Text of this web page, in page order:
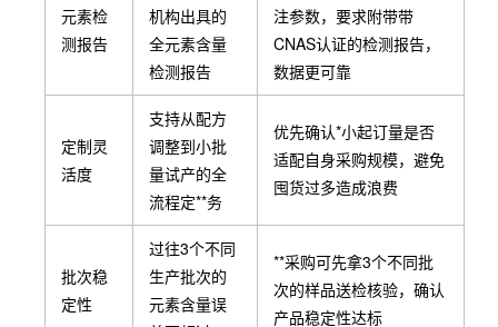
元素检
测报告
机构出具的
全元素含量
检测报告
注参数，要求附带带
CNAS认证的检测报告，
数据更可靠
定制灵
活度
支持从配方
调整到小批
量试产的全
流程定**务
优先确认*小起订量是否
适配自身采购规模，避免
囤货过多造成浪费
批次稳
定性
过往3个不同
生产批次的
元素含量误
**采购可先拿3个不同批
次的样品送检核验，确认
产品稳定性达标